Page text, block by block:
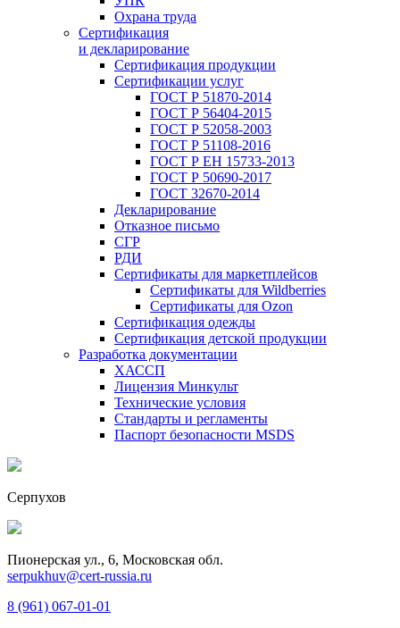
Охрана труда
Сертификация
и декларирование
Сертификация продукции
Сертификации услуг
ГОСТ Р 51870-2014
ГОСТ Р 56404-2015
ГОСТ Р 52058-2003
ГОСТ Р 51108-2016
ГОСТ Р ЕН 15733-2013
ГОСТ Р 50690-2017
ГОСТ 32670-2014
Декларирование
Отказное письмо
СГР
РДИ
Сертификаты для маркетплейсов
Сертификаты для Wildberries
Сертификаты для Ozon
Сертификация одежды
Сертификация детской продукции
Разработка документации
ХАССП
Лицензия Минкульт
Технические условия
Стандарты и регламенты
Паспорт безопасности MSDS
Серпухов
Пионерская ул., 6, Московская обл.
serpukhuv@cert-russia.ru
8 (961) 067-01-01